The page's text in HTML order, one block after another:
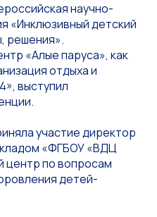
научно-
«Инклюзивный детский
решения».
«Алые паруса», как
отдыха и
выступил
участие директор
«ФГБОУ «ВДЦ
центр по вопросам
детей-